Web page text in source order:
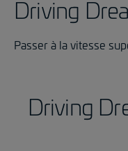
Driving
Passer à la vitesse
Driving